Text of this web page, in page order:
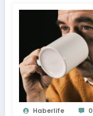
Haberlife 0